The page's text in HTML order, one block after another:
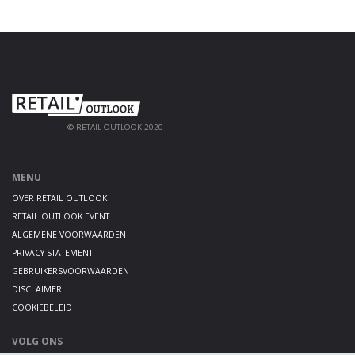
© RETAIL OUTLOOK 2020
MENU
OVER RETAIL OUTLOOK
RETAIL OUTLOOK EVENT
ALGEMENE VOORWAARDEN
PRIVACY STATEMENT
GEBRUIKERSVOORWAARDEN
DISCLAIMER
COOKIEBELEID
VOLG ONS